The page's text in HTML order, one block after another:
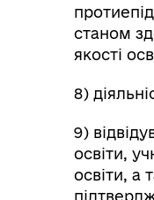
станом
якості
8)
9)
освіти,
освіти, а